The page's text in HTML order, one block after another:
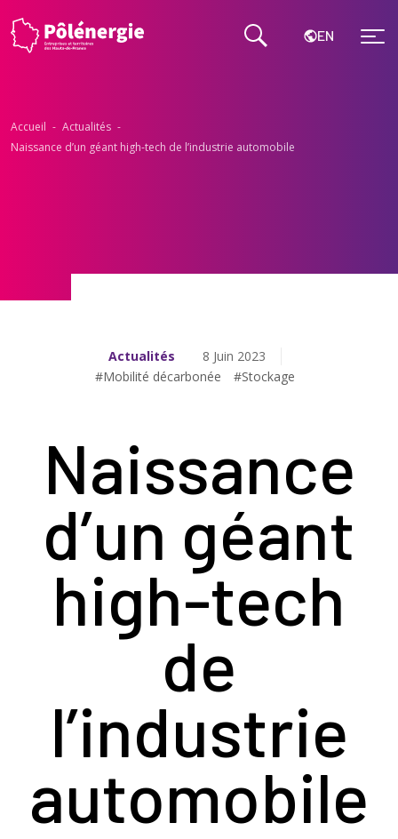
EN
Accueil - Actualités -
Naissance d’un géant high-tech de l’industrie automobile
Actualités
8 Juin 2023
#Mobilité décarbonée
#Stockage
Naissance
d’un géant
high-tech
de
l’industrie
automobile